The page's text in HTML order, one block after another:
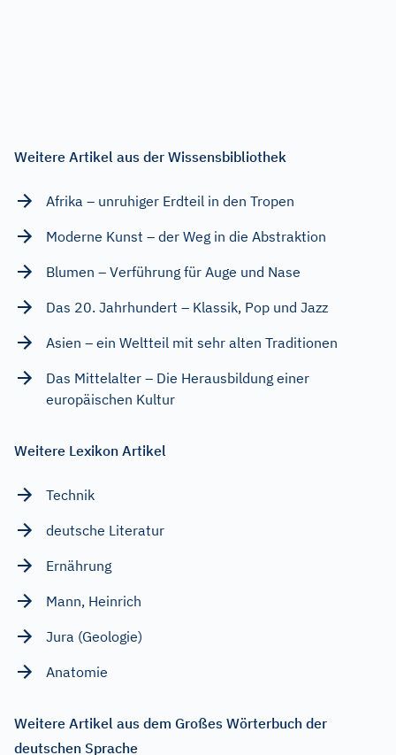
Weitere Artikel aus der Wissensbibliothek
Afrika – unruhiger Erdteil in den Tropen
Moderne Kunst – der Weg in die Abstraktion
Blumen – Verführung für Auge und Nase
Das 20. Jahrhundert – Klassik, Pop und Jazz
Asien – ein Weltteil mit sehr alten Traditionen
Das Mittelalter – Die Herausbildung einer
europäischen Kultur
Weitere Lexikon Artikel
Technik
deutsche Literatur
Ernährung
Mann, Heinrich
Jura (Geologie)
Anatomie
Weitere Artikel aus dem Großes Wörterbuch der
deutschen Sprache